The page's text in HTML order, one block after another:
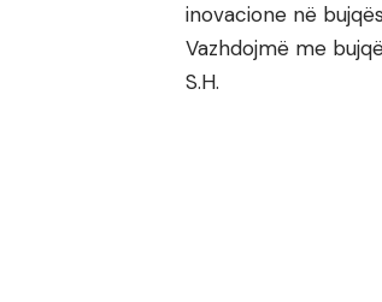
inovacione në
Vazhdojmë me
S.H.